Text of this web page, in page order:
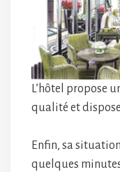
L’hôtel propose
qualité et
Enfin, sa
quelques